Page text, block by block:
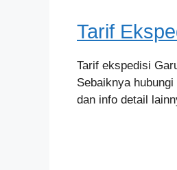
Tarif
Tarif ekspedisi
Sebaiknya
dan info detail